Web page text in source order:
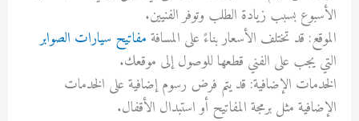
الأسبوع بسبب زيادة الطلب وتوفر الفنيين.
الموقع: قد تختلف الأسعار بناءً على المسافةمفاتيح سيارات الصوابر
التي يجب على الفني قطعها للوصول إلى موقعك.
الخدمات الإضافية: قد يتم فرض رسوم إضافية على الخدمات
الإضافية مثل برمجة المفاتيح أو استبدال الأقفال.